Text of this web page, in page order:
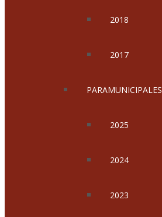
2018
2017
PARAMUNICIPALES
2025
2024
2023